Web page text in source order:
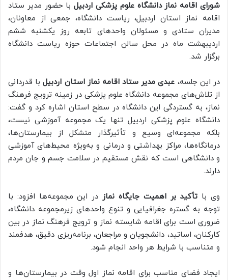
شورای اقامه نماز دانشگاه علوم پزشکی اردبیلبا حضور مدیر ستاد
اقامه نماز استان اردبیل، ریاست دانشگاه، جمعی از معاونان،
مدیران ستادی و مسئولان واحدهای تابعه روز یکشنبه ششم
اردیبهشت ماه در محل سالن اجتماعات حوزه ریاست دانشگاه
برگزار شد.
در این جلسه، عبدی مدیر ستاد اقامه نماز استان اردبیلبا قدردانی
از تلاش‌های مجموعه دانشگاه علوم پزشکی در زمینه ترویج فرهنگ
نماز، به گستردگی این دانشگاه در سطح استان اشاره کرد و گفت:
دانشگاه علوم پزشکی اردبیل تنها یک مجموعه آموزشی نیست،
بلکه مجموعه‌ای وسیع و تأثیرگذار متشکل از بیمارستان‌ها،
درمانگاه‌ها، مراکز بهداشتی و درمانی و به‌ویژه محیط‌های آموزشی
و دانشگاهی است که نقش مستقیم در سلامت جسم و جان مردم
دارند.
وی با تأکید بر اهمیت جایگاه نماز در این مجموعه‌ها افزود: با
توجه به گستره جغرافیایی و تنوع واحدهای زیرمجموعه دانشگاه،
ضروری است برای اقامه شایسته نماز و ترویج فرهنگ نماز در بین
کارکنان، اساتید، دانشجویان و مراجعان، برنامه‌ریزی دقیق، هدفمند
و متناسب با شرایط هر واحد انجام شود.
ایجاد فضای مناسب برای اقامه نماز اول وقت در بیمارستان‌ها و